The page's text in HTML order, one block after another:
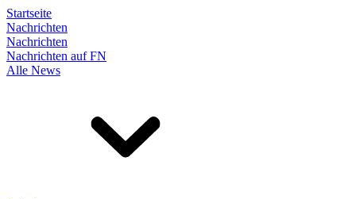
Startseite
Nachrichten
Nachrichten
Nachrichten auf FN
Alle News